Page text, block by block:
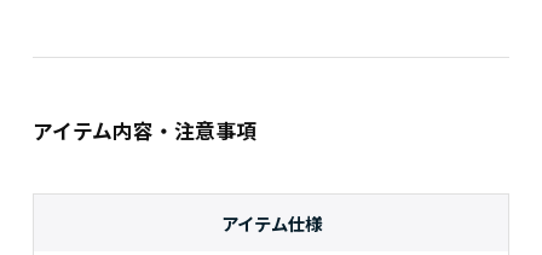
アイテム内容・注意事項
アイテム仕様